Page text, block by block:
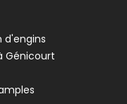
d'engins
Génicourt